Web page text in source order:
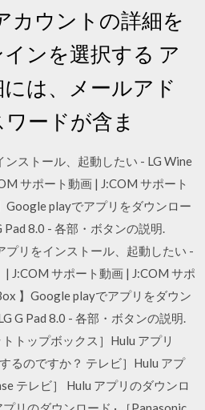
カウントの詳細を
ンを選択する ア
は、メールアド
ードが含ま
ストール、起動したい - LG Wine
サポート動画 | J:COM サポート
Google playでアプリをダウンロー
Pad 8.0 - 各部・ボタンの説明.
プリをインストール、起動したい -
| J:COM サポート動画 | J:COM サポ
】Google playでアプリをダウン
G Pad 8.0 - 各部・ボタンの説明.
トップボックス］Hulu アプリ
るのですか？ テレビ］Hulu アプ
テレビ］ Hulu アプリのダウンロ